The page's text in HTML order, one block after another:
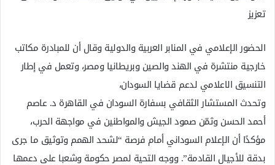
تعزيز
الحضور الإعلامي في المنابر العربية والدولية وقال أن للمبادرة مكاتب
خارجية منتشرة في الهند والصين وبريطانيا ومصر، وتعمل في إطار
التنسيق الاعلامي لدعم قضايا السودان،
وتحدث المستشار الثقافي بسفارة السودان في القاهرة د. عاصم
أحمد الحسن وثمّن صمود الجيش والمواطنين في مواجهة الحرب،
مؤكدًا أن الإعلام السوداني أمام فرصة “لشحد الهمم وتوثيق ما جرى
بدقة للأجيال القادمة”. ووجه التحية لمصر حكومة وشعبا على دعمها